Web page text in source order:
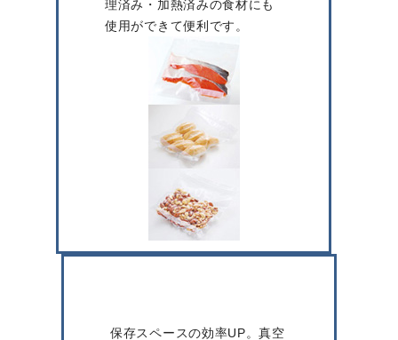
理済み・加熱済みの食材にも
使用ができて便利です。
保存スペースの効率UP。真空